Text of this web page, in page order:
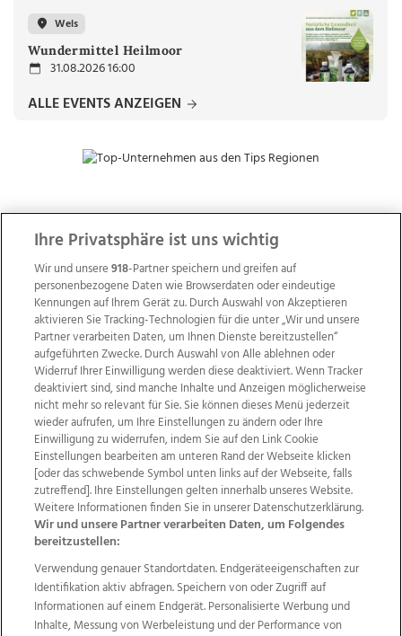
Wels
Wundermittel Heilmoor
31.08.2026 16:00
ALLE EVENTS ANZEIGEN
ZUR NACHRICHTENÜBERSICHT
Wir über uns Mediadaten Kontakt
Jobs
Datenschutz
Impressum
AGB Anzeigekunden
AGB Website
Ehrenkodex Politische Werbung
Weitere Angebote des Medienhauses Wimmer
TV1 di-mog-i.at OÖNow
Ischler Woche
Life Radio
OÖNachrichten
OÖN Immobilien
Ihre Privatsphäre ist uns wichtig
Wir und unsere918-Partner speichern und greifen auf
personenbezogene Daten wie Browserdaten oder eindeutige
Kennungen auf Ihrem Gerät zu. Durch Auswahl von Akzeptieren
aktivieren Sie Tracking-Technologien für die unter „Wir und unsere
Partner verarbeiten Daten, um Ihnen Dienste bereitzustellen“
aufgeführten Zwecke. Durch Auswahl von Alle ablehnen oder
Widerruf Ihrer Einwilligung werden diese deaktiviert. Wenn Tracker
deaktiviert sind, sind manche Inhalte und Anzeigen möglicherweise
nicht mehr so relevant für Sie. Sie können dieses Menü jederzeit
wieder aufrufen, um Ihre Einstellungen zu ändern oder Ihre
Einwilligung zu widerrufen, indem Sie auf den Link Cookie
Einstellungen bearbeiten am unteren Rand der Webseite klicken
[oder das schwebende Symbol unten links auf der Webseite, falls
zutreffend]. Ihre Einstellungen gelten innerhalb unseres Website.
Weitere Informationen finden Sie in unserer Datenschutzerklärung.
Wir und unsere Partner verarbeiten Daten, um Folgendes
bereitzustellen:
Verwendung genauer Standortdaten. Endgeräteeigenschaften zur
Identifikation aktiv abfragen. Speichern von oder Zugriff auf
Informationen auf einem Endgerät. Personalisierte Werbung und
Inhalte, Messung von Werbeleistung und der Performance von